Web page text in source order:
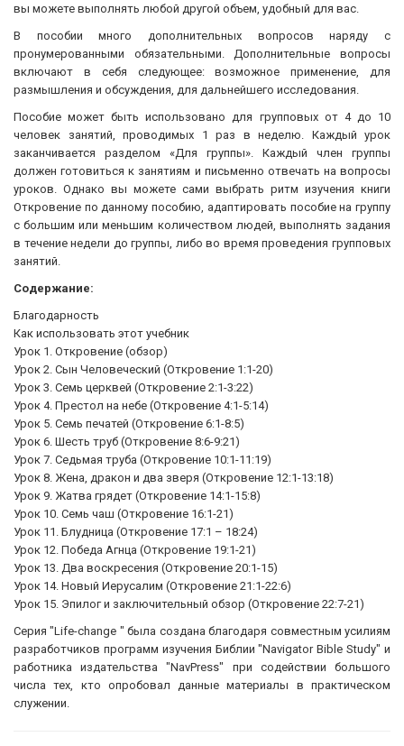
вы можете выполнять любой другой объем, удобный для вас.
В пособии много дополнительных вопросов наряду с
пронумерованными обязательными. Дополнительные вопросы
включают в себя следующее: возможное применение, для
размышления и обсуждения, для дальнейшего исследования.
Пособие может быть использовано для групповых от 4 до 10
человек занятий, проводимых 1 раз в неделю. Каждый урок
заканчивается разделом «Для группы». Каждый член группы
должен готовиться к занятиям и письменно отвечать на вопросы
уроков. Однако вы можете сами выбрать ритм изучения книги
Откровение по данному пособию, адаптировать пособие на группу
с большим или меньшим количеством людей, выполнять задания
в течение недели до группы, либо во время проведения групповых
занятий.
Содержание:
Благодарность
Как использовать этот учебник
Урок 1. Откровение (обзор)
Урок 2. Сын Человеческий (Откровение 1:1-20)
Урок 3. Семь церквей (Откровение 2:1-3:22)
Урок 4. Престол на небе (Откровение 4:1-5:14)
Урок 5. Семь печатей (Откровение 6:1-8:5)
Урок 6. Шесть труб (Откровение 8:6-9:21)
Урок 7. Седьмая труба (Откровение 10:1-11:19)
Урок 8. Жена, дракон и два зверя (Откровение 12:1-13:18)
Урок 9. Жатва грядет (Откровение 14:1-15:8)
Урок 10. Семь чаш (Откровение 16:1-21)
Урок 11. Блудница (Откровение 17:1 – 18:24)
Урок 12. Победа Агнца (Откровение 19:1-21)
Урок 13. Два воскресения (Откровение 20:1-15)
Урок 14. Новый Иерусалим (Откровение 21:1-22:6)
Урок 15. Эпилог и заключительный обзор (Откровение 22:7-21)
Серия "Life-change " была создана благодаря совместным усилиям
разработчиков программ изучения Библии "Navigator Bible Study" и
работника издательства "NavPress" при содействии большого
числа тех, кто опробовал данные материалы в практическом
служении.